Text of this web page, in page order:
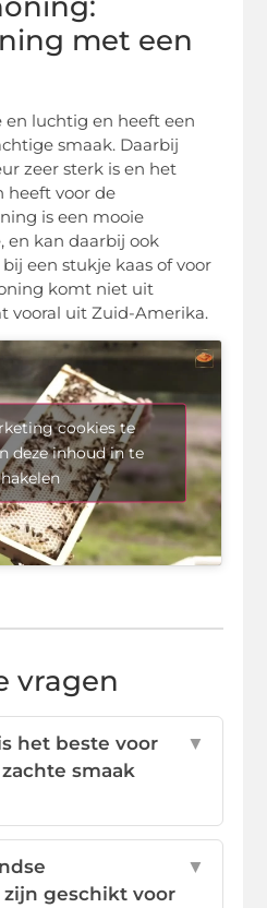
met een
en luchtig en heeft een
smaak. Daarbij
zeer sterk is en het
heeft voor de
is een mooie
en kan daarbij ook
een stukje kaas of voor
komt niet uit
vooral uit Zuid-Amerika.
cookies te
deze inhoud in te
vragen
het beste voor
smaak
▼
geschikt voor
▼